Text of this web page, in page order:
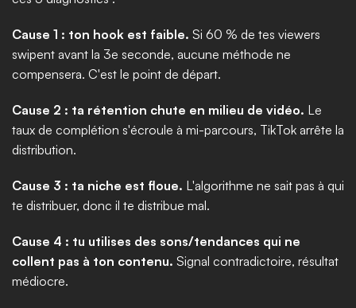
Cause 1 : ton hook est faible. Si 60 % de tes viewers
swipent avant la 3e seconde, aucune méthode ne
compensera. C'est le point de départ.
Cause 2 : ta rétention chute en milieu de vidéo. Le
taux de complétion s'écroule à mi-parcours, TikTok arrête la
distribution.
Cause 3 : ta niche est floue. L'algorithme ne sait pas à qui
te distribuer, donc il te distribue mal.
Cause 4 : tu utilises des sons/tendances qui ne
collent pas à ton contenu. Signal contradictoire, résultat
médiocre.